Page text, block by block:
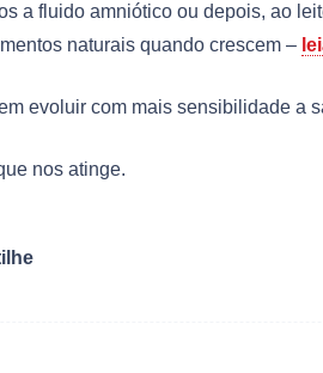
a fluido amniótico ou depois, ao
naturais quando crescem –
evoluir com mais sensibilidade a
nos atinge.